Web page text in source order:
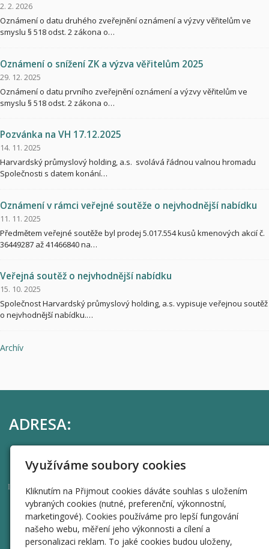
2. 2. 2026
Oznámení o datu druhého zveřejnění oznámení a výzvy věřitelům ve
smyslu § 518 odst. 2 zákona o…
Oznámení o snížení ZK a výzva věřitelům 2025
29. 12. 2025
Oznámení o datu prvního zveřejnění oznámení a výzvy věřitelům ve
smyslu § 518 odst. 2 zákona o…
Pozvánka na VH 17.12.2025
14. 11. 2025
Harvardský průmyslový holding, a.s. svolává řádnou valnou hromadu
Společnosti s datem konání…
Oznámení v rámci veřejné soutěže o nejvhodnější nabídku
11. 11. 2025
Předmětem veřejné soutěže byl prodej 5.017.554 kusů kmenových akcií č.
36449287 až 41466840 na…
Veřejná soutěž o nejvhodnější nabídku
15. 10. 2025
Společnost Harvardský průmyslový holding, a.s. vypisuje veřejnou soutěž
o nejvhodnější nabídku.…
Archív
ADRESA:
Uhelný trh 414/9, Staré Město, 110 00 Praha 1
IČO 44269595
RYCHLÁ NAVIGACE
Úvod
Využíváme soubory cookies
Kliknutím na Přijmout cookies dáváte souhlas s uložením
vybraných cookies (nutné, preferenční, výkonnostní,
marketingové). Cookies používáme pro lepší fungování
našeho webu, měření jeho výkonnosti a cílení a
personalizaci reklam. To jaké cookies budou uloženy,